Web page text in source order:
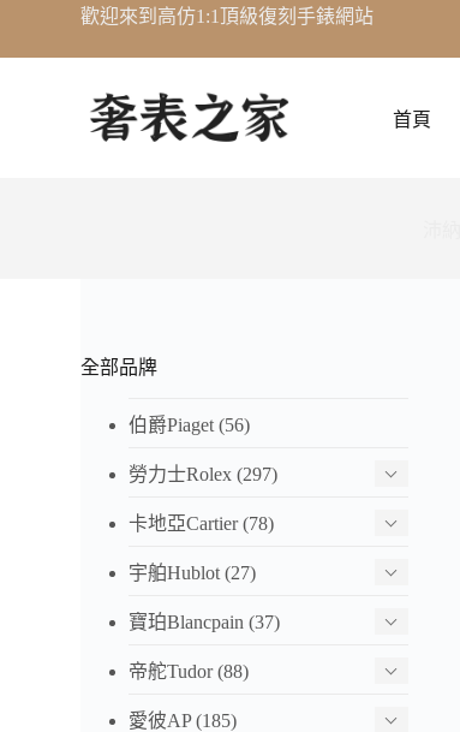
至
歡迎來到高仿1:1頂級復刻手錶網站
首頁
全部品牌
伯爵Piaget (56)
勞力士Rolex (297)
卡地亞Cartier(78)
宇舶Hublot (27)
寶珀Blancpain (37)
帝舵Tudor(88)
愛彼AP(185)